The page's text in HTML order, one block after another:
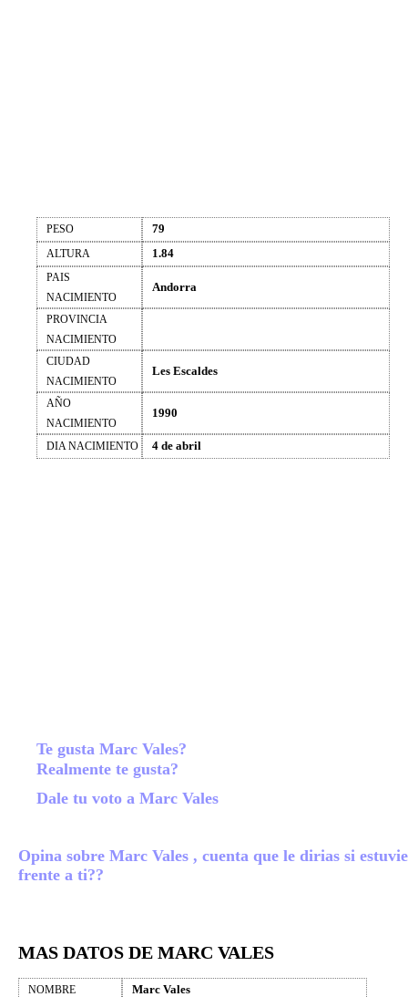
PESO 79
ALTURA 1.84
PAIS
NACIMIENTO
Andorra
PROVINCIA
NACIMIENTO
CIUDAD
NACIMIENTO
Les Escaldes
AÑO
NACIMIENTO
1990
DIA NACIMIENTO 4 de abril
Te gusta Marc Vales?
Realmente te gusta?
Dale tu voto a Marc Vales
Opina sobre Marc Vales , cuenta que le dirias si
frente a ti??
MAS DATOS DE MARC VALES
NOMBRE Marc Vales